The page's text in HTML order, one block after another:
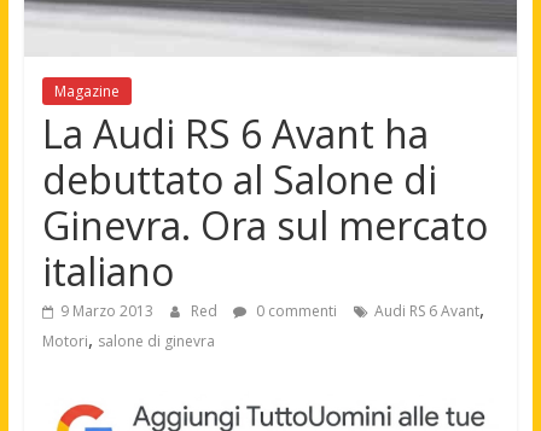
Magazine
La Audi RS 6 Avant ha
debuttato al Salone di
Ginevra. Ora sul mercato
italiano
9 Marzo 2013 Red 0 commenti Audi RS 6 Avant,
Motori, salone di ginevra